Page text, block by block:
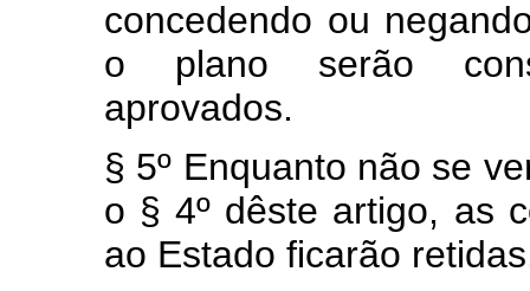
concedendo ou
o plano serão
aprovados.
§ 5º Enquanto não se
o § 4º dêste artigo, as
ao Estado ficarão